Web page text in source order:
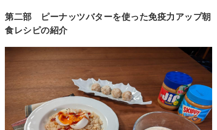
第二部 ピーナッツバターを使った免疫力アップ朝
食レシピの紹介